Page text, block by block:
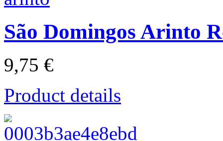
São Domingos Arinto
9,75 €
Product details